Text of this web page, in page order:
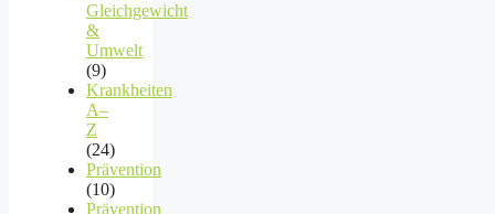
Gleichgewicht
&
Umwelt
(9)
Krankheiten
A–
Z
(24)
Prävention
(10)
Prävention